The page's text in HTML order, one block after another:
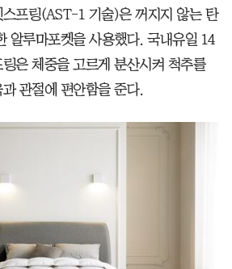
스프링(AST-1 기술)은 꺼지지 않는 탄
알루마포켓을 사용했다. 국내유일 14
은 체중을 고르게 분산시켜 척추를
관절에 편안함을 준다.